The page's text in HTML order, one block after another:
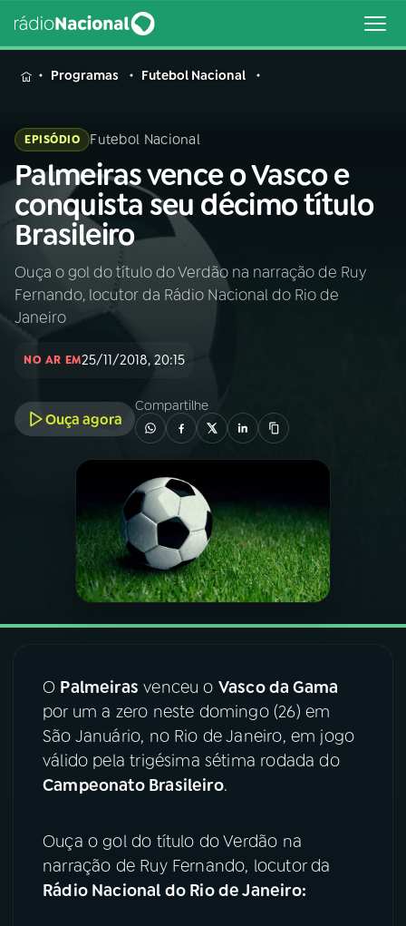
MENU
Buscar
na
Rádio
Nacional
Buscar
AO VIVO
PROGRAMAS
PODCASTS
06VIDEOCASTS
07ÚLTIMAS
FESTIVAL DE MÚSICA
YouTube Facebook
Instagram X
Programas Futebol Nacional
EPISÓDIO Futebol Nacional
Palmeiras vence o Vasco e
conquista seu décimo título
Brasileiro
Ouça o gol do título do Verdão na narração de Ruy
Fernando, locutor da Rádio Nacional do Rio de
Janeiro
NO AR EM25/11/2018, 20:15
Ouça agora
Compartilhe
O Palmeiras venceu o Vasco da Gama
por um a zero neste domingo (26) em
São Januário, no Rio de Janeiro, em jogo
válido pela trigésima sétima rodada do
Campeonato Brasileiro.
Ouça o gol do título do Verdão na
narração de Ruy Fernando, locutor da
Rádio Nacional do Rio de Janeiro: